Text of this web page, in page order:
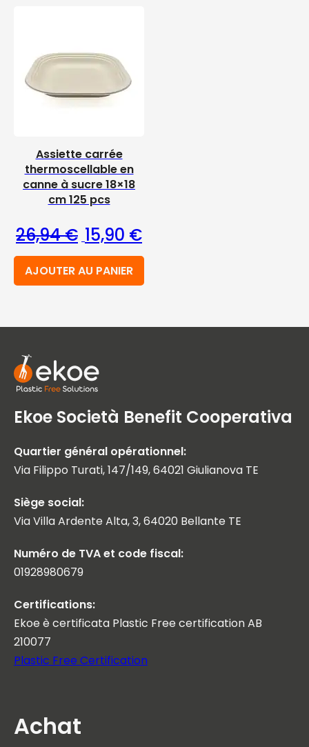
Assiette carrée
thermoscellable en
canne à sucre 18×18
cm 125 pcs
26,94€ Le prix initial était : 26,94 €.
15,90 €Le prix actuel est : 15,90
AJOUTER AU PANIER
Ekoe Società Benefit Cooperativa
Quartier général opérationnel:
Via Filippo Turati, 147/149, 64021 Giulianova TE
Siège social:
Via Villa Ardente Alta, 3, 64020 Bellante TE
Numéro de TVA et code fiscal:
01928980679
Certifications:
Ekoe è certificata Plastic Free certification AB
210077
Plastic Free Certification
Achat